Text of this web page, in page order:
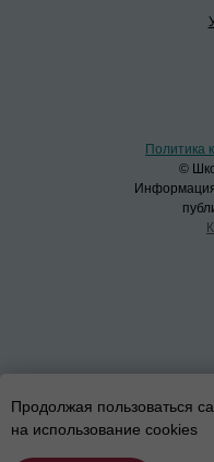
Продолжая пользоваться
на использование cookies
Политика
©